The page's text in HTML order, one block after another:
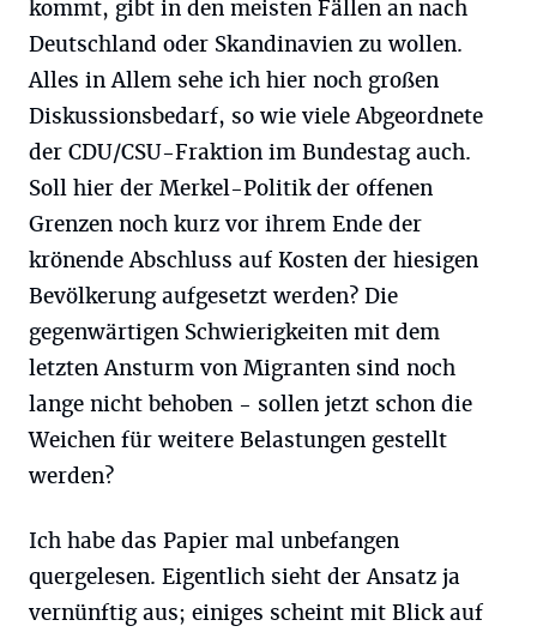
kommt, gibt in den meisten Fällen an nach
Deutschland oder Skandinavien zu wollen.
Alles in Allem sehe ich hier noch großen
Diskussionsbedarf, so wie viele Abgeordnete
der CDU/CSU-Fraktion im Bundestag auch.
Soll hier der Merkel-Politik der offenen
Grenzen noch kurz vor ihrem Ende der
krönende Abschluss auf Kosten der hiesigen
Bevölkerung aufgesetzt werden? Die
gegenwärtigen Schwierigkeiten mit dem
letzten Ansturm von Migranten sind noch
lange nicht behoben - sollen jetzt schon die
Weichen für weitere Belastungen gestellt
werden?
Ich habe das Papier mal unbefangen
quergelesen. Eigentlich sieht der Ansatz ja
vernünftig aus; einiges scheint mit Blick auf